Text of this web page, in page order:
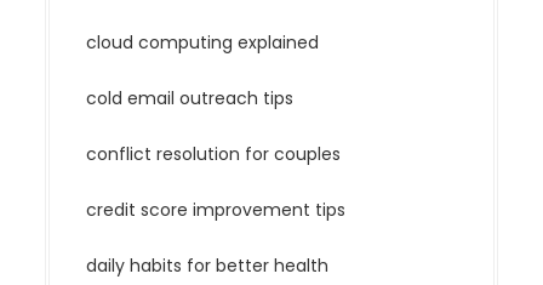
cloud computing explained
cold email outreach tips
conflict resolution for couples
credit score improvement tips
daily habits for better health